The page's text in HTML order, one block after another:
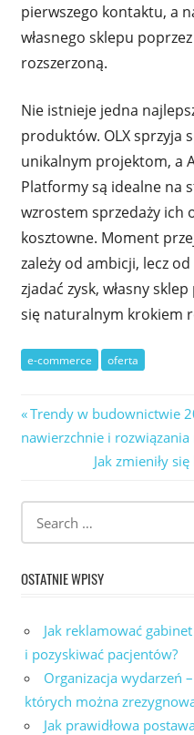
pierwszego kontaktu, a
własnego sklepu
rozszerzoną.
Nie istnieje jedna
produktów. OLX sprzyja
unikalnym projektom, a
Platformy są idealne na
wzrostem sprzedaży ich
kosztowne. Moment
zależy od ambicji, lecz
zjadać zysk, własny
się naturalnym krokiem
e-commerce oferta
Nawigacja
wpisu
Previous
Post:
Trendy w budownictwie
nawierzchnie i rozwiązania
Next
Jak zmieniły
OSTATNIE WPISY
Jak reklamować
i pozyskiwać pacjentów?
Organizacja wydarzeń
których można
Jak prawidłowa